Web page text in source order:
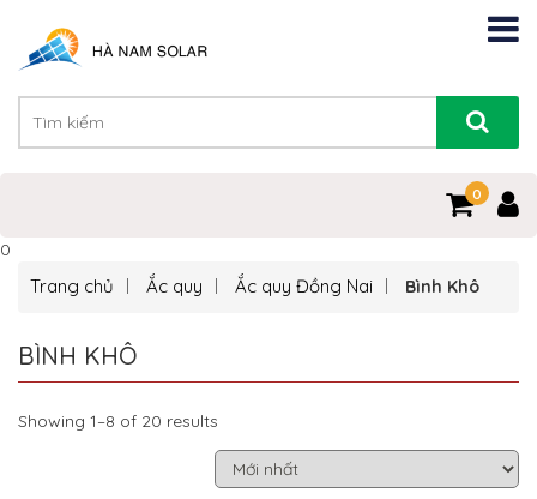
0
0
Trang chủ Ắc quy Ắc quy Đồng Nai Bình Khô
BÌNH KHÔ
Showing 1–8 of 20 results